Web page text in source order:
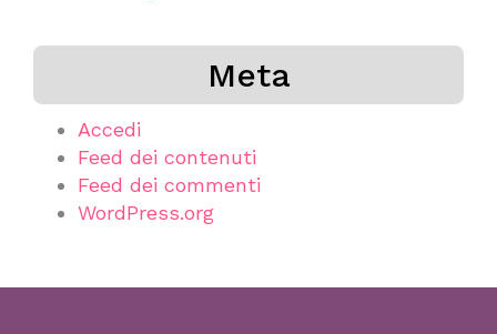
Meta
Accedi
Feed dei contenuti
Feed dei commenti
WordPress.org